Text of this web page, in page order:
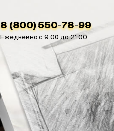
8 (800) 550-78-99
Ежедневно с 9:00 до 21:00